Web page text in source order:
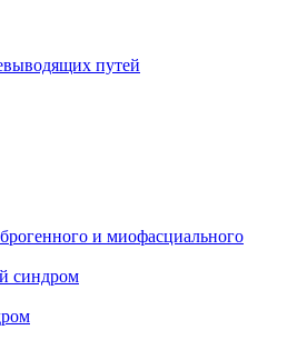
путей
и миофасциального
синдром